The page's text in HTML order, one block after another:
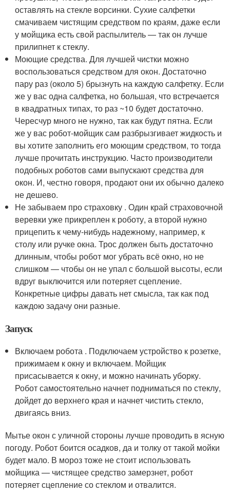
оставлять на стекле ворсинки. Сухие салфетки
смачиваем чистящим средством по краям, даже если
у мойщика есть свой распылитель — так он лучше
прилипнет к стеклу.
Моющие средства. Для лучшей чистки можно
воспользоваться средством для окон. Достаточно
пару раз (около 5) брызнуть на каждую салфетку. Если
же у вас одна салфетка, но большая, что встречается
в квадратных типах, то раз ~10 будет достаточно.
Чересчур много не нужно, так как будут пятна. Если
же у вас робот-мойщик сам разбрызгивает жидкость и
вы хотите заполнить его моющим средством, то тогда
лучше прочитать инструкцию. Часто производители
подобных роботов сами выпускают средства для
окон. И, честно говоря, продают они их обычно далеко
не дешево.
Не забываем про страховку . Один край страховочной
веревки уже прикреплен к роботу, а второй нужно
прицепить к чему-нибудь надежному, например, к
столу или ручке окна. Трос должен быть достаточно
длинным, чтобы робот мог убрать всё окно, но не
слишком — чтобы он не упал с большой высоты, если
вдруг выключится или потеряет сцепление.
Конкретные цифры давать нет смысла, так как под
каждою задачу они разные.
Запуск
Включаем робота . Подключаем устройство к розетке,
прижимаем к окну и включаем. Мойщик
присасывается к окну, и можно начинать уборку.
Робот самостоятельно начнет подниматься по стеклу,
дойдет до верхнего края и начнет чистить стекло,
двигаясь вниз.
Мытье окон с уличной стороны лучше проводить в ясную
погоду. Робот боится осадков, да и толку от такой мойки
будет мало. В мороз тоже не стоит использовать
мойщика — чистящее средство замерзнет, робот
потеряет сцепление со стеклом и отвалится.